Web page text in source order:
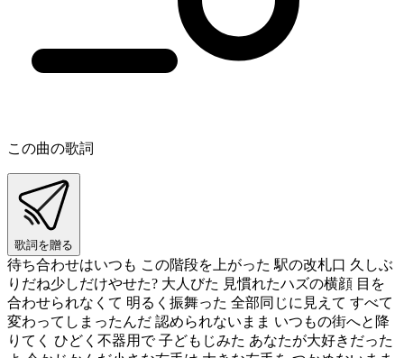
この曲の歌詞
歌詞を贈る
待ち合わせはいつも この階段を上がった 駅の改札口 久しぶ
りだね少しだけやせた? 大人びた 見慣れたハズの横顔 目を
合わせられなくて 明るく振舞った 全部同じに見えて すべて
変わってしまったんだ 認められないまま いつもの街へと降
りてく ひどく不器用で 子どもじみた あなたが大好きだった